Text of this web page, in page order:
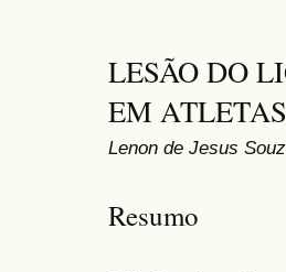
LESÃO DO
EM
Lenon de Jesus
Resumo